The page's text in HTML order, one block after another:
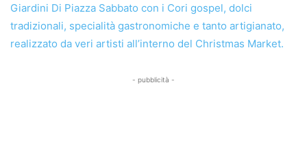
Giardini Di Piazza Sabbato con i Cori gospel, dolci
tradizionali, specialità gastronomiche e tanto artigianato,
realizzato da veri artisti all’interno del Christmas Market.
- pubblicità -